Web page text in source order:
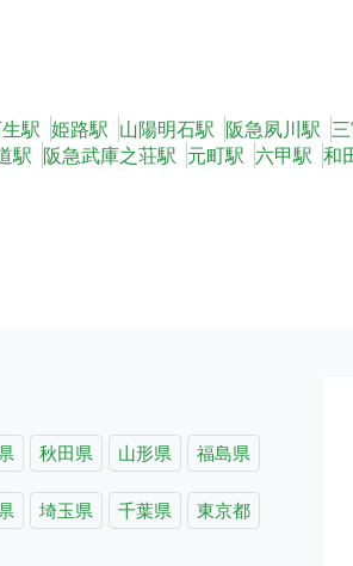
駅 姫路駅 山陽明石駅 阪急夙川駅
駅 阪急武庫之荘駅 元町駅 六甲駅 和
秋田県 山形県 福島県
埼玉県 千葉県
東京都